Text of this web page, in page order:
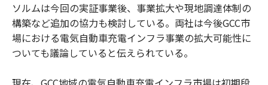
ソルムは今回の実証事業後、事業拡大や現地調達体制の
構築など追加の協力も検討している。両社は今後GCC市
場における電気自動車充電インフラ事業の拡大可能性に
ついても議論していると伝えられている。